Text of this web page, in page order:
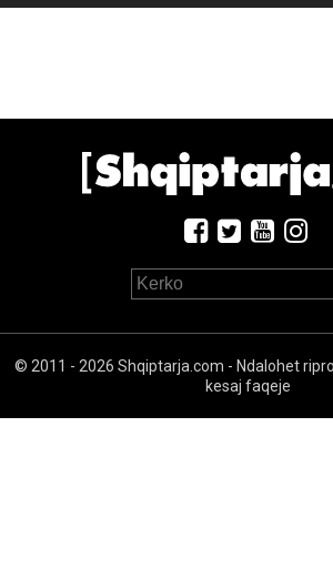
© 2011 - 2026 Shqiptarja.com - Ndalohet
kesaj faqeje